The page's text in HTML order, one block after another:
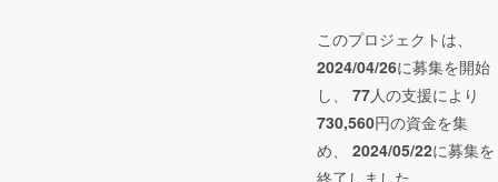
このプロジェクトは、
2024/04/26に募集を開始
し、 77人の支援により
730,560円の資金を集
め、 2024/05/22に募集を
終了しました